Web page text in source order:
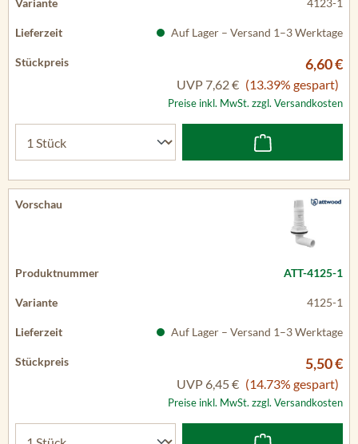
4123-1
Auf Lager – Versand 1–3 Werktage
6,60 €
UVP 7,62 € (13.39% gespart)
Preise inkl. MwSt. zzgl. Versandkosten
ATT-4125-1
4125-1
Auf Lager – Versand 1–3 Werktage
5,50 €
UVP 6,45 € (14.73% gespart)
Preise inkl. MwSt. zzgl. Versandkosten